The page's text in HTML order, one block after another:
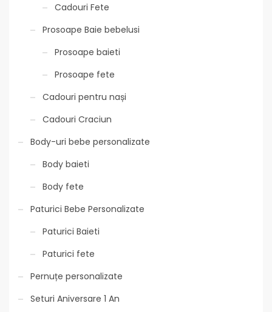
Cadouri Fete
Prosoape Baie bebelusi
Prosoape baieti
Prosoape fete
Cadouri pentru nași
Cadouri Craciun
Body-uri bebe personalizate
Body baieti
Body fete
Paturici Bebe Personalizate
Paturici Baieti
Paturici fete
Pernuțe personalizate
Seturi Aniversare 1 An